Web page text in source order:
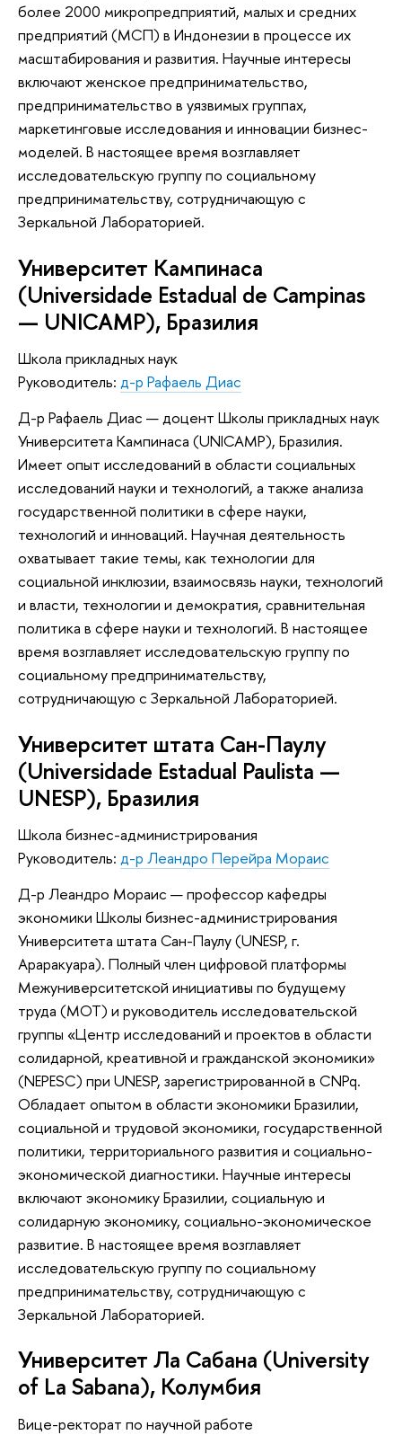
более 2000 микропредприятий, малых и средних
предприятий (МСП) в Индонезии в процессе их
масштабирования и развития. Научные интересы
включают женское предпринимательство,
предпринимательство в уязвимых группах,
маркетинговые исследования и инновации бизнес-
моделей. В настоящее время возглавляет
исследовательскую группу по социальному
предпринимательству, сотрудничающую с
Зеркальной Лабораторией.
Университет Кампинаса
(Universidade Estadual de Campinas
— UNICAMP), Бразилия
Школа прикладных наук
Руководитель: д-р Рафаель Диас
Д-р Рафаель Диас — доцент Школы прикладных наук
Университета Кампинаса (UNICAMP), Бразилия.
Имеет опыт исследований в области социальных
исследований науки и технологий, а также анализа
государственной политики в сфере науки,
технологий и инноваций. Научная деятельность
охватывает такие темы, как технологии для
социальной инклюзии, взаимосвязь науки, технологий
и власти, технологии и демократия, сравнительная
политика в сфере науки и технологий. В настоящее
время возглавляет исследовательскую группу по
социальному предпринимательству,
сотрудничающую с Зеркальной Лабораторией.
Университет штата Сан-Паулу
(Universidade Estadual Paulista —
UNESP), Бразилия
Школа бизнес-администрирования
Руководитель: д-р Леандро Перейра Мораис
Д-р Леандро Мораис — профессор кафедры
экономики Школы бизнес-администрирования
Университета штата Сан-Паулу (UNESP, г.
Араракуара). Полный член цифровой платформы
Межуниверситетской инициативы по будущему
труда (МОТ) и руководитель исследовательской
группы «Центр исследований и проектов в области
солидарной, креативной и гражданской экономики»
(NEPESC) при UNESP, зарегистрированной в CNPq.
Обладает опытом в области экономики Бразилии,
социальной и трудовой экономики, государственной
политики, территориального развития и социально-
экономической диагностики. Научные интересы
включают экономику Бразилии, социальную и
солидарную экономику, социально-экономическое
развитие. В настоящее время возглавляет
исследовательскую группу по социальному
предпринимательству, сотрудничающую с
Зеркальной Лабораторией.
Университет Ла Сабана (University
of La Sabana), Колумбия
Вице-ректорат по научной работе